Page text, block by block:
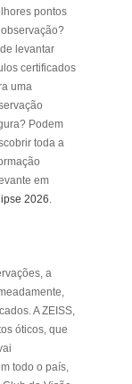
pontos
levantar
certificados
uma
Podem
toda a
em
2026
a
A ZEISS,
óticos, que
todo o país,